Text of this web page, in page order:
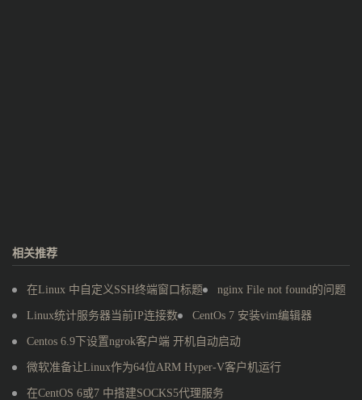
相关推荐
在Linux 中自定义SSH终端窗口标题 nginx File not found的问题
Linux统计服务器当前IP连接数 CentOs 7 安装vim编辑器
Centos 6.9下设置ngrok客户端 开机自动启动
微软准备让Linux作为64位ARM Hyper-V客户机运行
在CentOS 6或7 中搭建SOCKS5代理服务